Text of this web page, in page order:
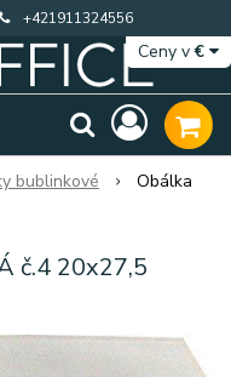
+421911324556
Ceny v€
bublinkové
Obálka
č.4 20x27,5